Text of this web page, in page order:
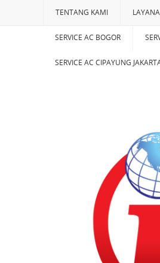
TENTANG KAMI
SERVICE AC BOGOR
SERVICE AC CIPAYUNG